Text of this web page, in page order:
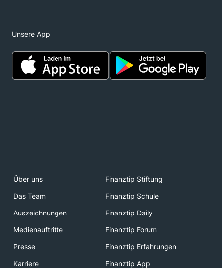
Unsere App
Über uns
Finanztip Stiftung
Das Team
Finanztip Schule
Auszeichnungen
Finanztip Daily
Medienauftritte
Finanztip Forum
Presse
Finanztip Erfahrungen
Karriere
Finanztip App